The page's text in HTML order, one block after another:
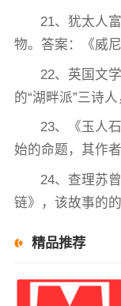
21、犹太人
物。答案：《威尼
22、英国文
的“湖畔派”三诗
23、《玉人
始的命题，其作
24、查理苏
链》，该故事的
精品推荐